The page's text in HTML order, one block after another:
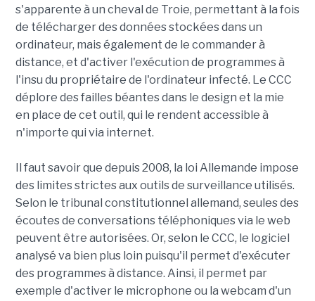
s'apparente à un cheval de Troie, permettant à la fois
de télécharger des données stockées dans un
ordinateur, mais également de le commander à
distance, et d'activer l'exécution de programmes à
l'insu du propriétaire de l'ordinateur infecté. Le CCC
déplore des failles béantes dans le design et la mie
en place de cet outil, qui le rendent accessible à
n'importe qui via internet.
Il faut savoir que depuis 2008, la loi Allemande impose
des limites strictes aux outils de surveillance utilisés.
Selon le tribunal constitutionnel allemand, seules des
écoutes de conversations téléphoniques via le web
peuvent être autorisées. Or, selon le CCC, le logiciel
analysé va bien plus loin puisqu'il permet d'exécuter
des programmes à distance. Ainsi, il permet par
exemple d'activer le microphone ou la webcam d'un